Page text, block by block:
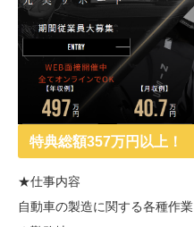
特典総額357万円以上！
★仕事内容
自動車の製造に関する各種作業